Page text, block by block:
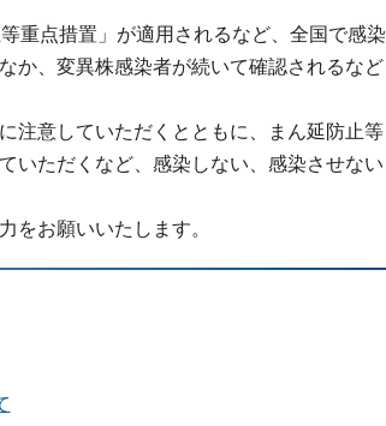
重点措置」が適用されるなど、全国で感染
か、変異株感染者が続いて確認されるなど
注意していただくとともに、まん延防止等
いただくなど、感染しない、感染させない
をお願いいたします。